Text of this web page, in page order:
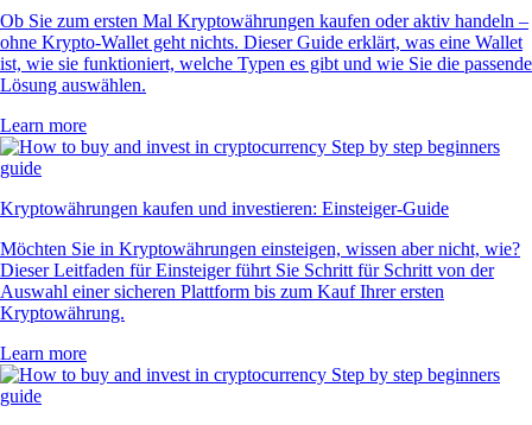
Ob Sie zum ersten Mal Kryptowährungen kaufen oder aktiv handeln –
ohne Krypto-Wallet geht nichts. Dieser Guide erklärt, was eine Wallet
ist, wie sie funktioniert, welche Typen es gibt und wie Sie die passende
Lösung auswählen.
Learn more
Kryptowährungen kaufen und investieren: Einsteiger-Guide
Möchten Sie in Kryptowährungen einsteigen, wissen aber nicht, wie?
Dieser Leitfaden für Einsteiger führt Sie Schritt für Schritt von der
Auswahl einer sicheren Plattform bis zum Kauf Ihrer ersten
Kryptowährung.
Learn more